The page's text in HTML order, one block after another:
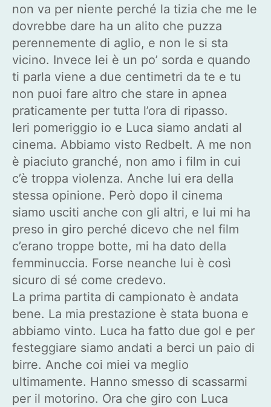
non va per niente perché la tizia che me le
dovrebbe dare ha un alito che puzza
perennemente di aglio, e non le si sta
vicino. Invece lei è un po’ sorda e quando
ti parla viene a due centimetri da te e tu
non puoi fare altro che stare in apnea
praticamente per tutta l’ora di ripasso.
Ieri pomeriggio io e Luca siamo andati al
cinema. Abbiamo visto Redbelt. A me non
è piaciuto granché, non amo i film in cui
c’è troppa violenza. Anche lui era della
stessa opinione. Però dopo il cinema
siamo usciti anche con gli altri, e lui mi ha
preso in giro perché dicevo che nel film
c’erano troppe botte, mi ha dato della
femminuccia. Forse neanche lui è così
sicuro di sé come credevo.
La prima partita di campionato è andata
bene. La mia prestazione è stata buona e
abbiamo vinto. Luca ha fatto due gol e per
festeggiare siamo andati a berci un paio di
birre. Anche coi miei va meglio
ultimamente. Hanno smesso di scassarmi
per il motorino. Ora che giro con Luca